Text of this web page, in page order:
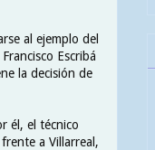
al ejemplo del
Escribá
la decisión de
él, el técnico
a Villarreal,